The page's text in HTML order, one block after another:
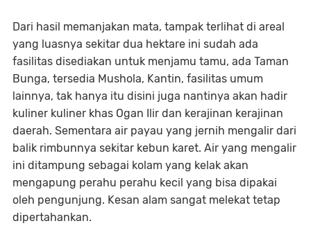
Dari hasil memanjakan mata, tampak terlihat di areal
yang luasnya sekitar dua hektare ini sudah ada
fasilitas disediakan untuk menjamu tamu, ada Taman
Bunga, tersedia Mushola, Kantin, fasilitas umum
lainnya, tak hanya itu disini juga nantinya akan hadir
kuliner kuliner khas Ogan Ilir dan kerajinan kerajinan
daerah. Sementara air payau yang jernih mengalir dari
balik rimbunnya sekitar kebun karet. Air yang mengalir
ini ditampung sebagai kolam yang kelak akan
mengapung perahu perahu kecil yang bisa dipakai
oleh pengunjung. Kesan alam sangat melekat tetap
dipertahankan.